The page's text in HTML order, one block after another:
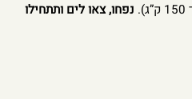
נפחו, צאו לים ותתחילו